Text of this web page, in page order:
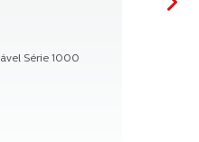
Série 1000